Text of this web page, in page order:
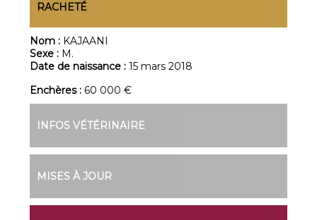
RACHETÉ
Nom : KAJAANI
Sexe : M.
Date de naissance :15 mars 2018
Enchères : 60 000 €
INFOS VÉTÉRINAIRE
MISES À JOUR